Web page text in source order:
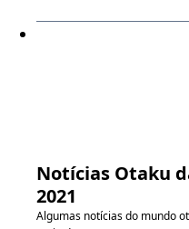
Notícias Otaku
2021
Algumas notícias do mundo